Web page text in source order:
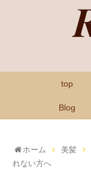
top
Blog
ホーム 美髪
れない方へ